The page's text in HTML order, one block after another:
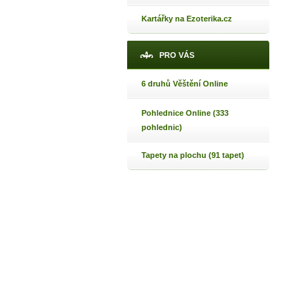
Kartářky na Ezoterika.cz
PRO VÁS
6 druhů Věštění Online
Pohlednice Online (333
pohlednic)
Tapety na plochu (91 tapet)